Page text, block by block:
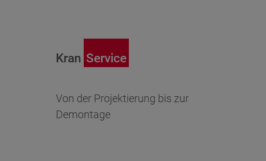
Kran Service
Von der Projektierung bis zur
Demontage